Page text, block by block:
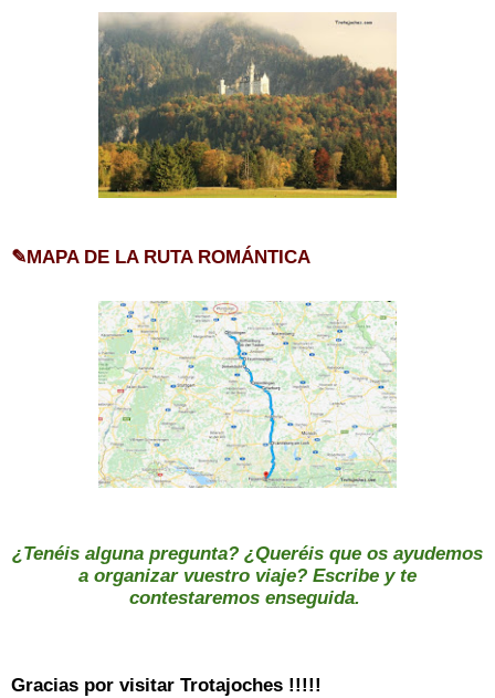
✎MAPA DE LA RUTA ROMÁNTICA
¿Tenéis alguna pregunta? ¿Queréis que os ayudemos
a organizar vuestro viaje? Escribe y te
contestaremos enseguida.
Gracias por visitar Trotajoches !!!!!